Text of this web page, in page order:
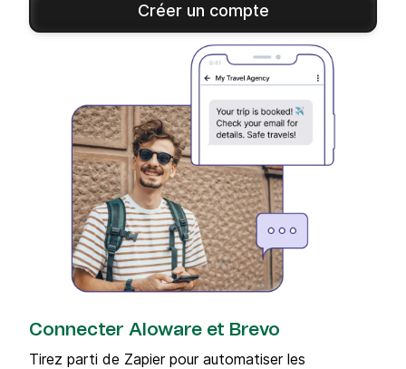
Créer un compte
Connecter Aloware et Brevo
Tirez parti de Zapier pour automatiser les